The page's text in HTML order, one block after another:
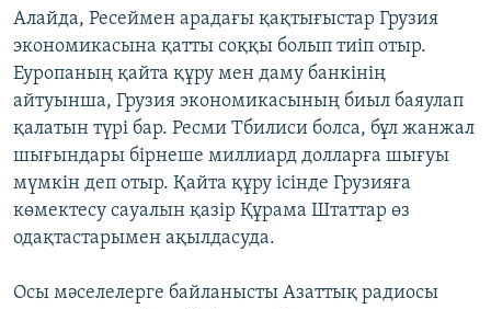
Алайда, Ресеймен арадағы қақтығыстар Грузия
экономикасына қатты соққы болып тиіп отыр.
Еуропаның қайта құру мен даму банкінің
айтуынша, Грузия экономикасының биыл баяулап
қалатын түрі бар. Ресми Тбилиси болса, бұл жанжал
шығындары бірнеше миллиард долларға шығуы
мүмкін деп отыр. Қайта құру ісінде Грузияға
көмектесу сауалын қазір Құрама Штаттар өз
одақтастарымен ақылдасуда.
Осы мәселелерге байланысты Азаттық радиосы